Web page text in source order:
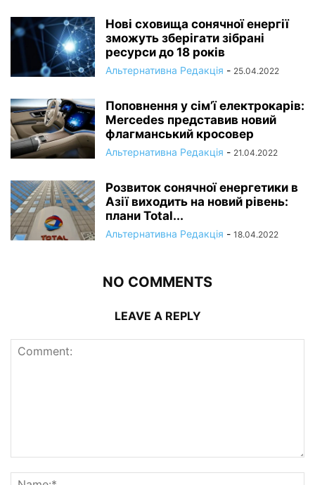
Нові сховища сонячної енергії
зможуть зберігати зібрані
ресурси до 18 років
Альтернативна Редакція - 25.04.2022
Поповнення у сім’ї електрокарів:
Mercedes представив новий
флагманський кросовер
Альтернативна Редакція - 21.04.2022
Розвиток сонячної енергетики в
Азії виходить на новий рівень:
плани Total...
Альтернативна Редакція - 18.04.2022
NO COMMENTS
LEAVE A REPLY